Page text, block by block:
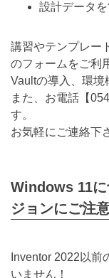
設計データ
講習やテンプレー
のフォームをご利
Vaultの導入、環境
また、お電話【
す。
お気軽にご連絡下
Windows 11
ジョンにご注
Inventor 2022以前
いません！